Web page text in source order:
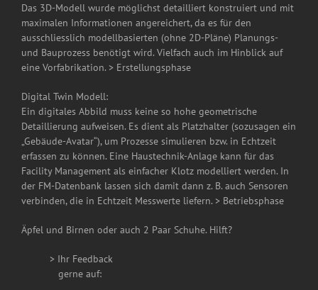
Das 3D-Modell wurde möglichst detailliert konstruiert und mit
maximalen Informationen angereichert, da es für den
ausschliesslich modellbasierten (ohne 2D-Pläne) Planungs-
und Bauprozess benötigt wird. Vielfach auch im Hinblick auf
eine Vorfabrikation. > Erstellungsphase
Digital Twin Modell:
Ein digitales Abbild muss keine so hohe geometrische
Detaillierung aufweisen. Es dient als Platzhalter (sozusagen ein
„Gebäude-Avatar“), um Prozesse simulieren bzw. in Echtzeit
erfassen zu können. Eine Haustechnik-Anlage kann für das
Facility Management als einfacher Klotz modelliert werden. In
der FM-Datenbank lassen sich damit dann z. B. auch Sensoren
verbinden, die in Echtzeit Messwerte liefern. > Betriebsphase
Äpfel und Birnen oder auch 2 Paar Schuhe. Hilft?
> Ihr Feedback
gerne auf: